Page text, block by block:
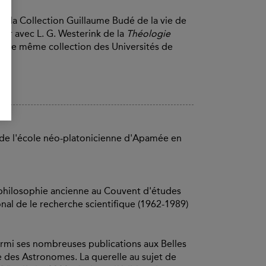
la Collection Guillaume Budé de la vie de
avec L. G. Westerink de la Théologie
même collection des Universités de
l'école néo-platonicienne d'Apamée en
ancienne au Couvent d'études
de le recherche scientifique (1962-1989)
ses nombreuses publications aux Belles
Astronomes. La querelle au sujet de